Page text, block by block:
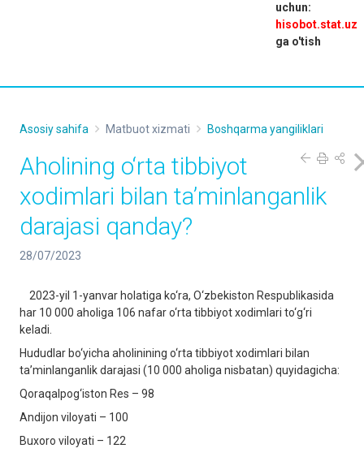
uchun:
hisobot.stat.uz
ga o'tish
Asosiy sahifa Matbuot xizmati Boshqarma yangiliklari
Aholining o‘rta tibbiyot
xodimlari bilan ta’minlanganlik
darajasi qanday?
28/07/2023
2023-yil 1-yanvar holatiga ko‘ra, O‘zbekiston Respublikasida
har 10 000 aholiga 106 nafar o‘rta tibbiyot xodimlari to‘g‘ri
keladi.
Hududlar bo‘yicha aholinining o‘rta tibbiyot xodimlari bilan
ta’minlanganlik darajasi (10 000 аhоliga nisbatan) quyidagicha:
Qoraqalpog‘iston Res – 98
Andijon viloyati – 100
Buxoro viloyati – 122